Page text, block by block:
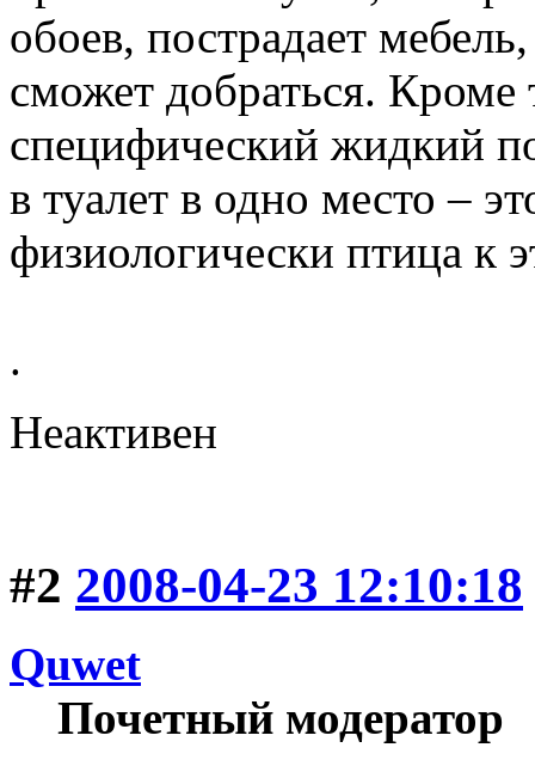
обоев, пострадает
сможет добраться.
специфический жидкий
в туалет в одно место –
физиологически птица к
.
Неактивен
#2 2008-04-23 12:10:18
Quwet
Почетный модератор